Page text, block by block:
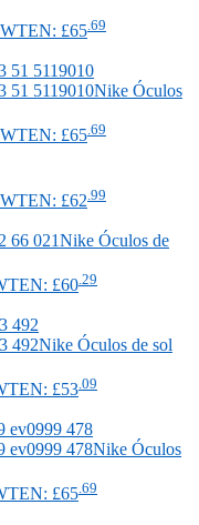
£65 .69
Nike Óculos
£65 .69
£62 .99
Nike Óculos de
£60 .29
Nike Óculos de sol
£53 .09
Nike Óculos
£65.69